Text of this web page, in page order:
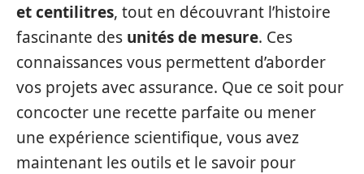
et centilitres, tout en découvrant l’histoire
fascinante des unités de mesure. Ces
connaissances vous permettent d’aborder
vos projets avec assurance. Que ce soit pour
concocter une recette parfaite ou mener
une expérience scientifique, vous avez
maintenant les outils et le savoir pour